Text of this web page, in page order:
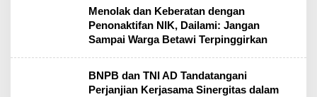
Menolak dan Keberatan dengan
Penonaktifan NIK, Dailami: Jangan
Sampai Warga Betawi Terpinggirkan
BNPB dan TNI AD Tandatangani
Perjanjian Kerjasama Sinergitas dalam